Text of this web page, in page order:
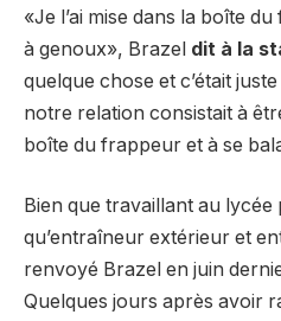
«Je l’ai mise dans la boîte
à genoux», Brazel dit à la
quelque chose et c’était
notre relation consistait à
boîte du frappeur et à se
Bien que travaillant au
qu’entraîneur extérieur et
renvoyé Brazel en juin
Quelques jours après avoir